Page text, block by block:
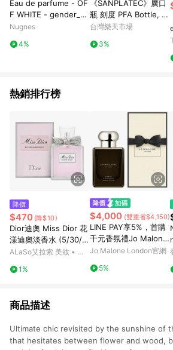
Eau de parfume - OF
F WHITE - gender_U
nisex
Nugnes
4%
《SANPLATEC》廣口
瓶 刻度 PFA Bottle, W
ide Mouth, PFA
台灣樂天市場
3%
熱銷排行榜
降價
$470 (降$10)
Dior迪奧 Miss Dior 花
漾迪奧淡香水 (5/30/5
0/100ml)
ALaSo艾拉索 美妝 • 保
1%
$4,000 (雙重省$4,150)
LINE PAY享5%，首購
千元香氛禮Jo Malone
London 絲柏與葡萄藤
Jo Malone London官網
5%
商品描述
Ultimate chic revisited by the sunshine of
that hesitates between flower and wood,